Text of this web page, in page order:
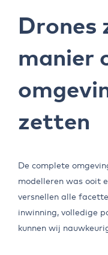
Drones
manier
zetten
De complete
modelleren was ooit
versnellen alle
inwinning, volledige
kunnen wij